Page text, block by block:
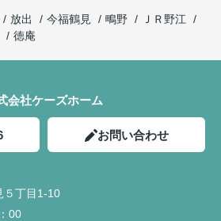
放出 今福鶴見 鴫野
ＪＲ野江
徳庵
会社ケーズホーム
お問い合わせ
５丁目1-10
00